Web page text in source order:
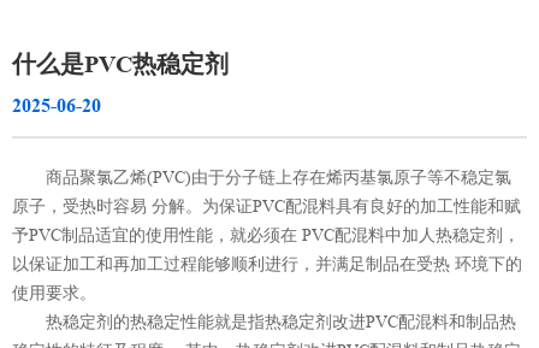
什么是PVC热稳定剂
2025-06-20
商品聚氯乙烯(PVC)由于分子链上存在烯丙基氯原子等不稳定氯
原子，受热时容易 分解。为保证PVC配混料具有良好的加工性能和赋
予PVC制品适宜的使用性能，就必须在 PVC配混料中加人热稳定剂，
以保证加工和再加工过程能够顺利进行，并满足制品在受热 环境下的
使用要求。
热稳定剂的热稳定性能就是指热稳定剂改进PVC配混料和制品热